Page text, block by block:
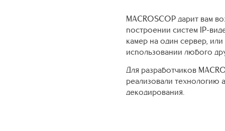
MACROSCOP дарит вам
построении систем IP-
камер на один сервер,
использовании любого
Для разработчиков
реализовали технологию
декодирования.